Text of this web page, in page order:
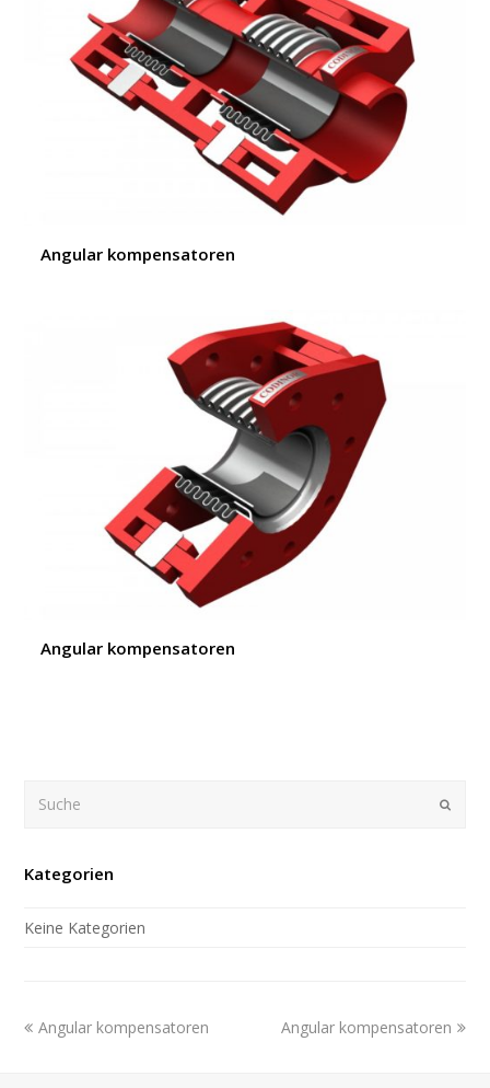
Angular kompensatoren
Angular kompensatoren
Kategorien
Keine Kategorien
previous
Angular kompensatoren
next
Angular kompensatoren